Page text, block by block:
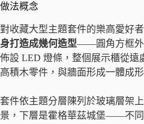
做法概念
對收藏大型主題套件的樂高愛好
身打造成幾何造型——圓角方框外
佈設 LED 燈條，整個展示櫃從遠
高積木零件，與牆面形成一體成
套件依主題分層陳列於玻璃層架
景，下層是霍格華茲城堡——不